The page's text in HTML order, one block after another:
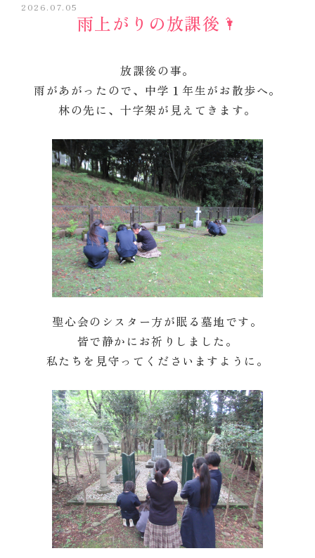
2026.07.05
雨上がりの放課後🌂
放課後の事。
雨があがったので、中学１年生がお散歩へ。
林の先に、十字架が見えてきます。
聖心会のシスター方が眠る墓地です。
皆で静かにお祈りしました。
私たちを見守ってくださいますように。